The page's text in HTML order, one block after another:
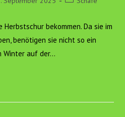
bekommen. Da sie im
benötigen sie nicht so ein
Winter auf der…